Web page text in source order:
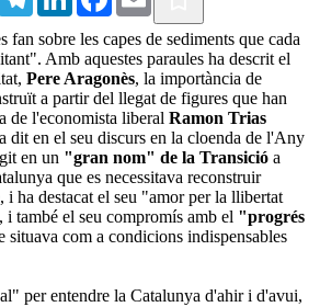
fan sobre les capes de sediments que cada
Amb aquestes paraules ha descrit el
Pere Aragonès, la importància de
a partir del llegat de figures que han
de l'economista liberal Ramon Trias
dit en el seu discurs en la cloenda de l'Any
en un "gran nom" de la Transició a
que es necessitava reconstruir
i ha destacat el seu "amor per la llibertat
també el seu compromís amb el "progrés
situava com a condicions indispensables
per entendre la Catalunya d'ahir i d'avui,